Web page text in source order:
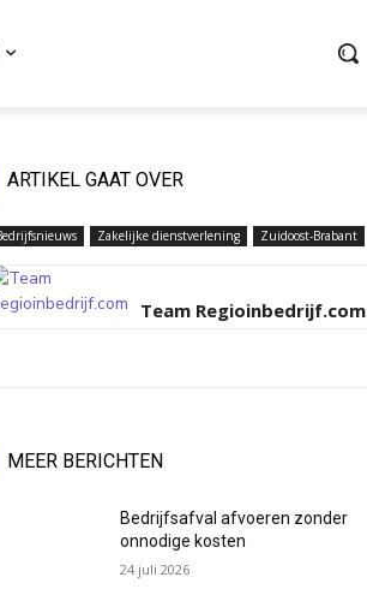
ARTIKEL GAAT OVER
Zakelijke dienstverlening Zuidoost-Brabant
Team Regioinbedrijf.com
MEER BERICHTEN
Bedrijfsafval afvoeren zonder
onnodige kosten
24 juli 2026